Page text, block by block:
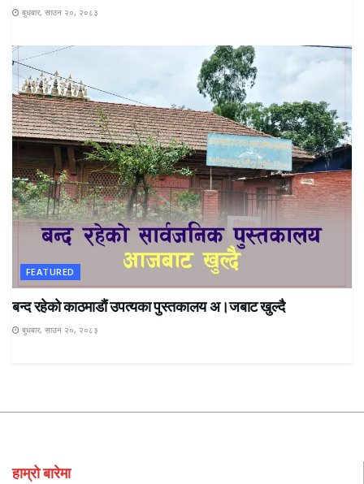
बुधबार, साउन २०, २०८३
FEATURED
बन्द रहेकाे काठमाडाैं उपत्यका पुस्तकालय अ।जबाट खुल्दै
बुधबार, साउन २०, २०८३
हाम्रो बारेमा